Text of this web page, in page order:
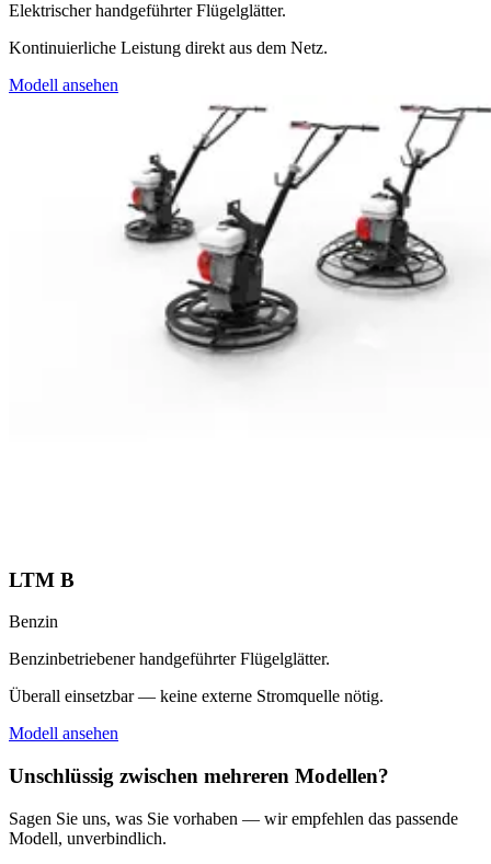
Elektrischer handgeführter Flügelglätter.
Kontinuierliche Leistung direkt aus dem Netz.
Modell ansehen
LTM B
Benzin
Benzinbetriebener handgeführter Flügelglätter.
Überall einsetzbar — keine externe Stromquelle nötig.
Modell ansehen
Unschlüssig zwischen mehreren Modellen?
Sagen Sie uns, was Sie vorhaben — wir empfehlen das passende
Modell, unverbindlich.